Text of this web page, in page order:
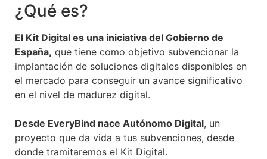
¿Qué es?
El Kit Digital es una iniciativa del Gobierno de
España, que tiene como objetivo subvencionar la
implantación de soluciones digitales disponibles en
el mercado para conseguir un avance significativo
en el nivel de madurez digital.
Desde EveryBind nace Autónomo Digital, un
proyecto que da vida a tus subvenciones, desde
donde tramitaremos el Kit Digital.